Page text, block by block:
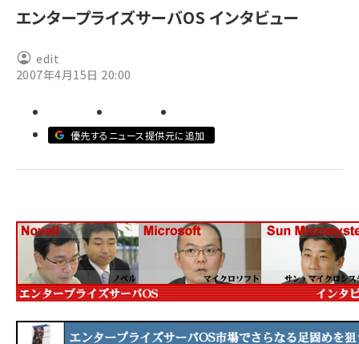
加藤銘のチーム貢献～仲間と築いた勝利の絆～ (2325)
北海道をのんびり旅する晴山佳須夫のヒント集！ (2047)
genai (1492)
エンタープライズサーバOS インタビュー
edit
2007年4月15日 20:00
優先するニュース提供元に追加